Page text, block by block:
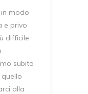
modo
e privo
difficile
subito
alla